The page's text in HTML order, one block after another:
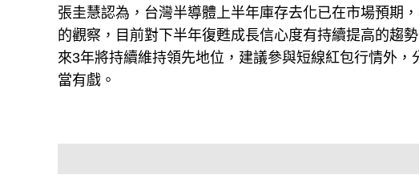
張圭慧認為，台灣半導體上半年庫存去化已在市場預期
的觀察，目前對下半年復甦成長信心度有持續提高的趨
來3年將持續維持領先地位，建議參與短線紅包行情外
當有戲。